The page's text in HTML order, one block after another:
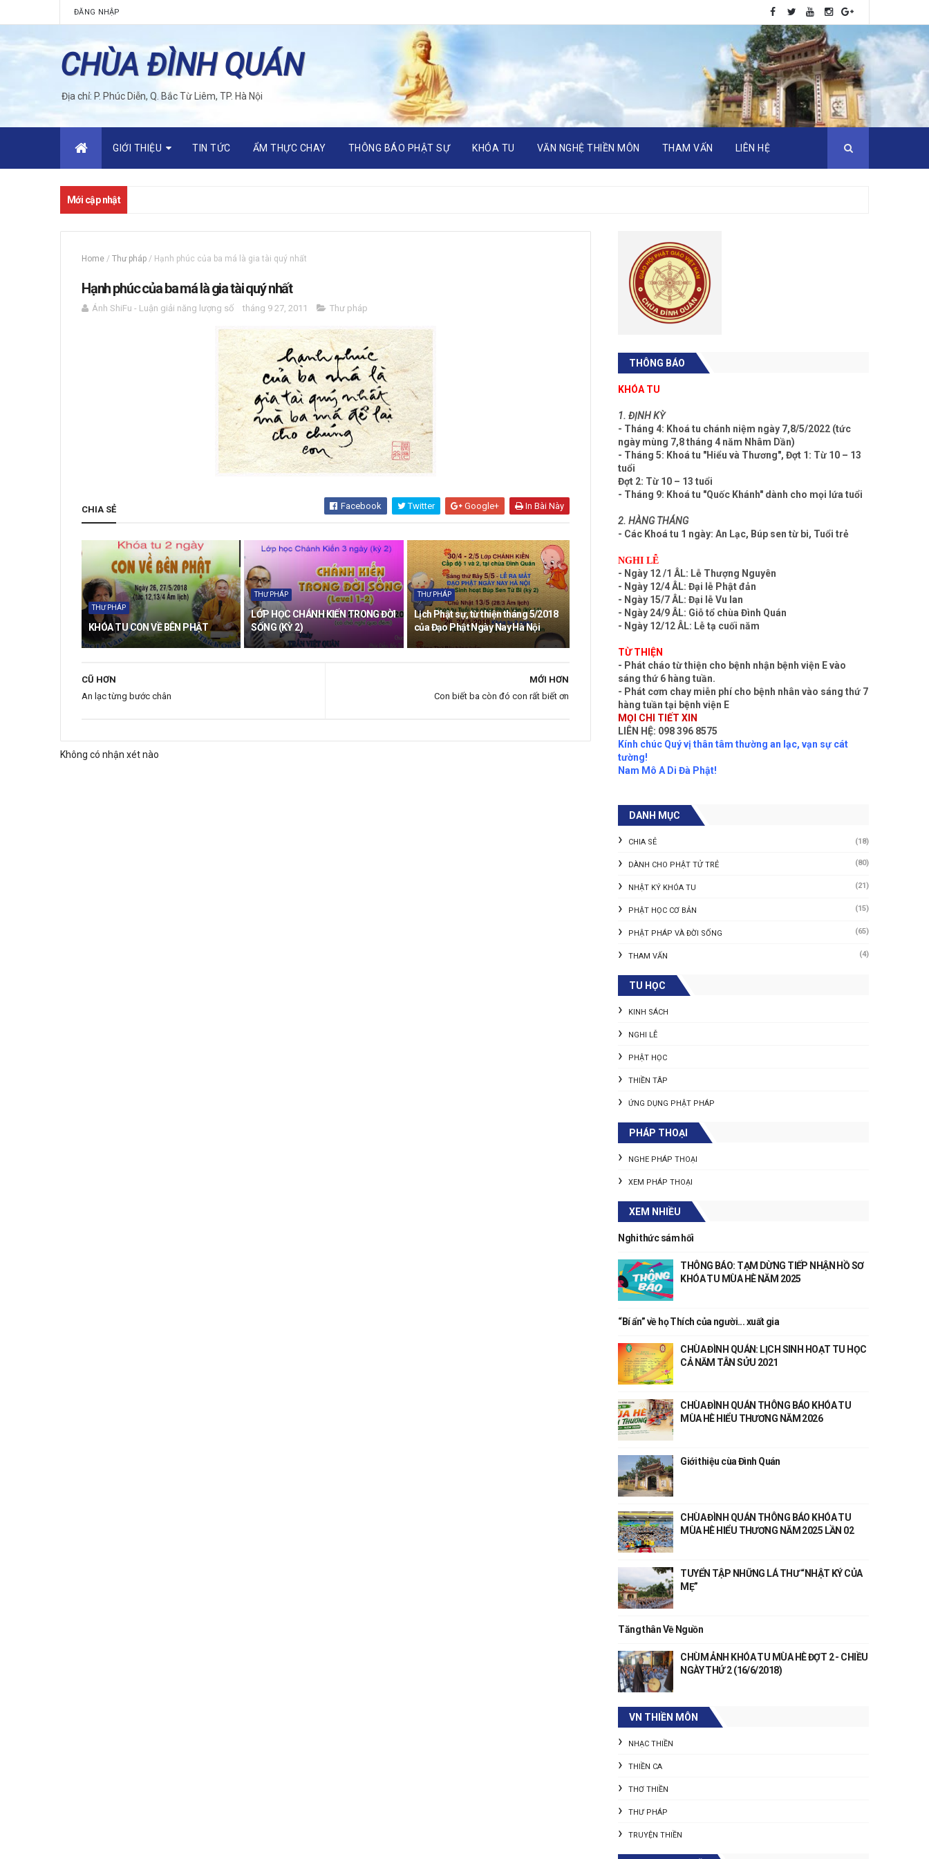
ĐĂNG NHẬP
CHÙA ĐÌNH QUÁN
Địa chỉ: P. Phúc Diễn, Q. Bắc Từ Liêm, TP. Hà Nội
GIỚI THIỆU TIN TỨC ẨM THỰC CHAY THÔNG BÁO PHẬT SỰ KHÓA TU VĂN NGHỆ THIỀN MÔN THAM VẤN LIÊN HỆ
Mới cập nhật
Home / Thư pháp / Hạnh phúc của ba má là gia tài quý nhất
Hạnh phúc của ba má là gia tài quý nhất
Ánh ShiFu - Luận giải năng lượng số tháng 9 27, 2011 Thư pháp
CHIA SẺ Facebook Twitter Google+ In Bài Này
THƯ PHÁP
KHÓA TU CON VỀ BÊN PHẬT
THƯ PHÁP
LỚP HỌC CHÁNH KIẾN TRONG ĐỜI
SỐNG (KỲ 2)
THƯ PHÁP
Lịch Phật sự, từ thiện tháng 5/2018
của Đạo Phật Ngày Nay Hà Nội
MỚI HƠN
Con biết ba còn đó con rất biết ơn
CŨ HƠN
An lạc từng bước chân
Không có nhận xét nào
THÔNG BÁO
KHÓA TU
1. ĐỊNH KỲ
- Tháng 4: Khoá tu chánh niệm ngày 7,8/5/2022 (tức
ngày mùng 7,8 tháng 4 năm Nhâm Dần)
- Tháng 5: Khoá tu "Hiểu và Thương", Đợt 1: Từ 10 – 13
tuổi
Đợt 2: Từ 10 – 13 tuổi
- Tháng 9: Khoá tu "Quốc Khánh" dành cho mọi lứa tuổi
2. HÀNG THÁNG
- Các Khoá tu 1 ngày: An Lạc, Búp sen từ bi, Tuổi trẻ
NGHI LỄ
- Ngày 12 /1 ÂL: Lễ Thượng Nguyên
- Ngày 12/4 ÂL: Đại lễ Phật đản
- Ngày 15/7 ÂL: Đại lễ Vu lan
- Ngày 24/9 ÂL: Giỗ tổ chùa Đình Quán
- Ngày 12/12 ÂL: Lễ tạ cuối năm
TỪ THIỆN
- Phát cháo từ thiện cho bệnh nhận bệnh viện E vào
sáng thứ 6 hàng tuần.
- Phát cơm chay miễn phí cho bệnh nhân vào sáng thứ 7
hàng tuần tại bệnh viện E
MỌI CHI TIẾT XIN
LIÊN HỆ: 098 396 8575
Kính chúc Quý vị thân tâm thường an lạc, vạn sự cát
tường!
Nam Mô A Di Đà Phật!
DANH MỤC
CHIA SẺ (18)
DÀNH CHO PHẬT TỬ TRẺ (80)
NHẬT KÝ KHÓA TU (21)
PHẬT HỌC CƠ BẢN (15)
PHẬT PHÁP VÀ ĐỜI SỐNG (65)
THAM VẤN (4)
TU HỌC
KINH SÁCH
NGHI LỄ
PHẬT HỌC
THIỀN TÂP
ỨNG DỤNG PHẬT PHÁP
PHÁP THOẠI
NGHE PHÁP THOẠI
XEM PHÁP THOẠI
XEM NHIỀU
Nghi thức sám hối
THÔNG BÁO: TẠM DỪNG TIẾP NHẬN HỒ SƠ
KHÓA TU MÙA HÈ NĂM 2025
“Bí ẩn” về họ Thích của người... xuất gia
CHÙA ĐÌNH QUÁN: LỊCH SINH HOẠT TU HỌC
CẢ NĂM TÂN SỬU 2021
CHÙA ĐÌNH QUÁN THÔNG BÁO KHÓA TU
MÙA HÈ HIỂU THƯƠNG NĂM 2026
Giới thiệu cùa Đình Quán
CHÙA ĐÌNH QUÁN THÔNG BÁO KHÓA TU
MÙA HÈ HIỂU THƯƠNG NĂM 2025 LẦN 02
TUYỂN TẬP NHỮNG LÁ THƯ “NHẬT KÝ CỦA
MẸ”
Tăng thân Về Nguồn
CHÙM ẢNH KHÓA TU MÙA HÈ ĐỢT 2 - CHIỀU
NGÀY THỨ 2 (16/6/2018)
VN THIỀN MÔN
NHẠC THIỀN
THIỀN CA
THƠ THIỀN
THƯ PHÁP
TRUYỆN THIỀN